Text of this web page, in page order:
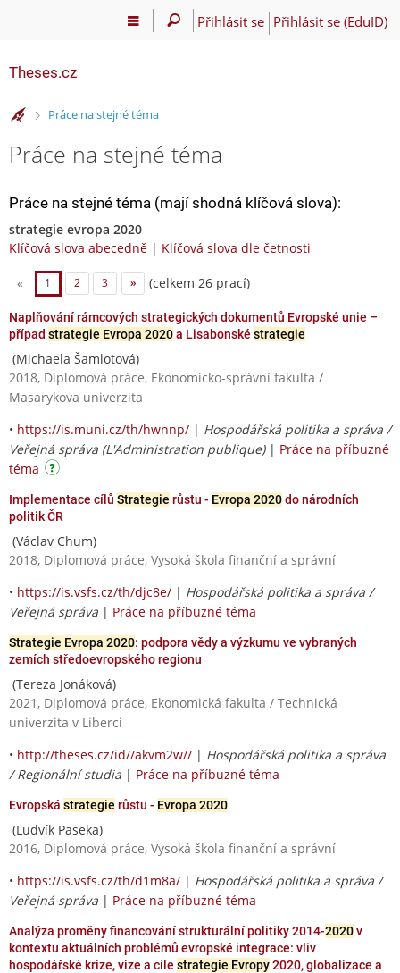
Přihlásit se Přihlásit se (EduID)
Theses.cz
>Práce na stejné téma
Práce na stejné téma
Práce na stejné téma (mají shodná klíčová slova):
strategie evropa 2020
Klíčová slova abecedně | Klíčová slova dle četnosti
« 1 2 3 » (celkem 26 prací)
Naplňování rámcových strategických dokumentů Evropské unie –
případ strategie Evropa 2020a Lisabonské strategie
(Michaela Šamlotová)
2018, Diplomová práce, Ekonomicko-správní fakulta /
Masarykova univerzita
• https://is.muni.cz/th/hwnnp/ | Hospodářská politika a správa /
Veřejná správa (L'Administration publique)| Práce na příbuzné
téma
Implementace cílů Strategie růstu - Evropa 2020do národních
politik ČR
(Václav Chum)
2018, Diplomová práce, Vysoká škola finanční a správní
• https://is.vsfs.cz/th/djc8e/ | Hospodářská politika a správa /
Veřejná správa | Práce na příbuzné téma
Strategie Evropa 2020: podpora vědy a výzkumu ve vybraných
zemích středoevropského regionu
(Tereza Jonáková)
2021, Diplomová práce, Ekonomická fakulta / Technická
univerzita v Liberci
• http://theses.cz/id//akvm2w// | Hospodářská politika a správa
/ Regionální studia | Práce na příbuzné téma
Evropská strategie růstu - Evropa 2020
(Ludvík Paseka)
2016, Diplomová práce, Vysoká škola finanční a správní
• https://is.vsfs.cz/th/d1m8a/ | Hospodářská politika a správa /
Veřejná správa | Práce na příbuzné téma
Analýza proměny financování strukturální politiky 2014-2020v
kontextu aktuálních problémů evropské integrace: vliv
hospodářské krize, vize a cíle strategie Evropy2020, globalizace a